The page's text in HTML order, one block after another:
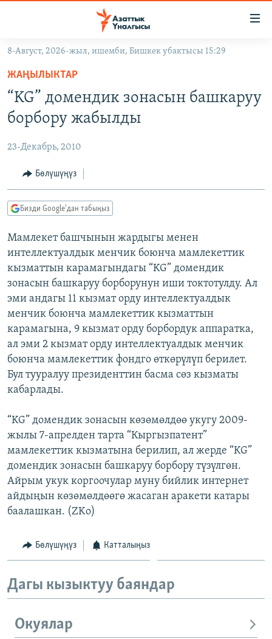
Навигацияга
өтүңүз
Издөөгө
салыңыз
КЫРГЫЗСТАН
КЫРГЫЗСТАН
ЭКОНОМИКА
МАДАНИЯТ
ДҮЙНӨ
БОРБОР АЗИЯ
УКРАИНА
АТАЙЫН ИЛИКТӨӨ
ТВ ПРОГРАММАЛАР
ЭКСПЕРТТЕР ТАЛДАЙТ
БИЗ ЖАНА ДҮЙНӨ
ЭЖЕ-СИҢДИЛЕР
АЗАТТЫК+
ЫҢГАЙСЫЗ СУРООЛОР
ӨЗГӨЧӨ ПИКИР
Русский
ОНЛАЙН ШЕРИНЕ
ЭЕ/АРнун бардык сайттары
8-Август, 2026-жыл, ишемби, Бишкек убактысы 15:29
ЖАҢЫЛЫКТАР
“KG” домендик зонасын башкаруу
борбору жабылды
23-Декабрь, 2010
Бөлүшүңүз
Бизди Google'дан табыңыз
Мамлекет башчынын жардыгы менен
интеллектуалдык менчик боюнча мамлекеттик
кызматтын карамагындагы “KG” домендик
зонасын башкаруу борборунун иши токтотулду. Ал
эми андагы 11 кызмат орду интеллектуалдык
менчик боюнча мамлекеттик кызматтын
карамагына, 9 кызмат орду борбордук аппаратка,
ал эми 2 кызмат орду интеллектуалдык менчик
боюнча мамлекеттик фондго өткөрүлүп берилет.
Бул тууралуу президенттин басма сөз кызматы
кабарлады.
“KG” домендик зонасын көзөмөлдөө укугу 2009-
жылы 7-апрелден тарта “Кыргызпатент”
мамлекеттик кызматына берилип, ал жерде “KG”
домендик зонасын башкаруу борбору түзүлгөн.
Айрым укук коргоочулар муну бийлик интернет
айдыңын көзөмөлдөөгө жасаган аракети катары
баалашкан. (ZKo)
Бөлүшүңүз Катталыңыз
Дагы кызыктуу баяндар
Окуялар